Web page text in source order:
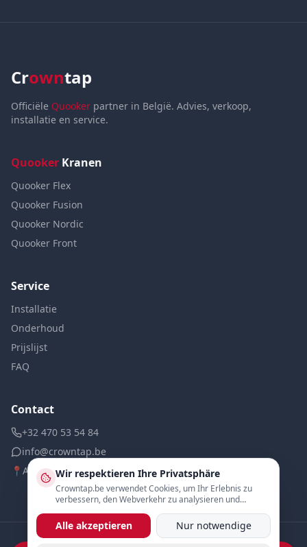
Crowntap
Officiële Quooker partner in België. Advies, verkoop,
installatie en service.
Quooker Kranen
Quooker Flex
Quooker Fusion
Quooker Nordic
Quooker Front
Service
Installatie
Onderhoud
Prijslijst
FAQ
Contact
+32 470 53 54 84
info@crowntap.be
📍 Antwerpen, België
Wir respektieren Ihre Privatsphäre
Crowntap.be verwendet Cookies, um Ihr Erlebnis zu
verbessern, den Webverkehr zu analysieren und
Alle akzeptieren Nur notwendige